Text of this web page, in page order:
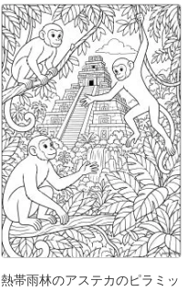
熱帯雨林のアステカのピラミッ